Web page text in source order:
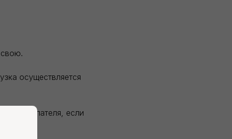
осуществляется
покупателя, если